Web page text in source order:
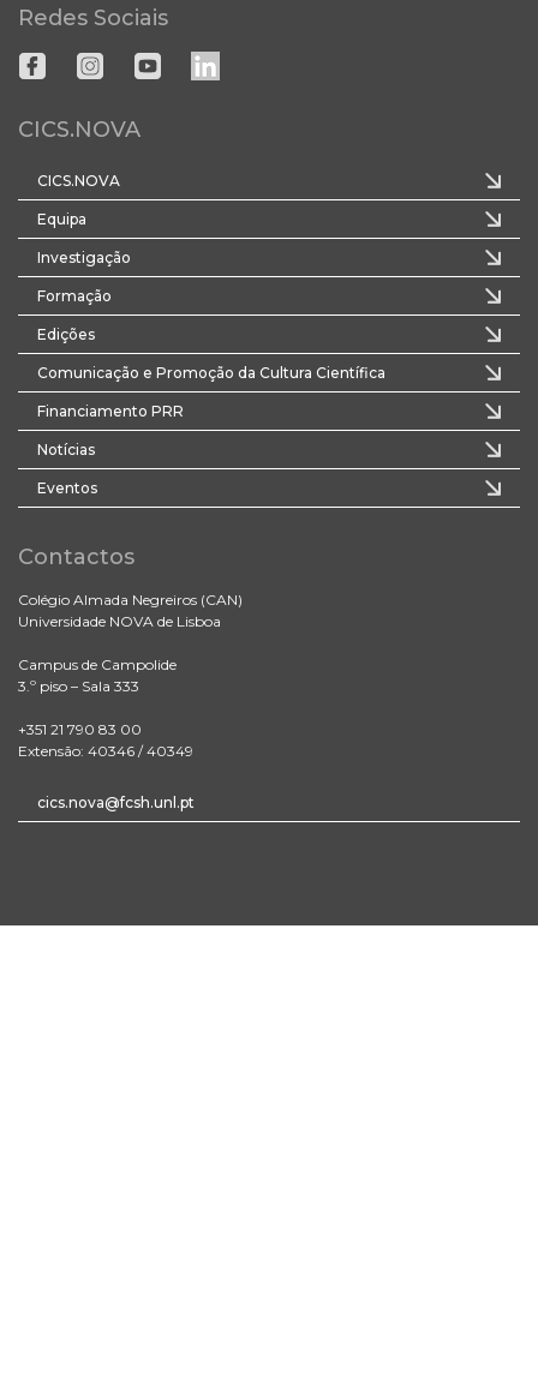
Redes Sociais
CICS.NOVA
CICS.NOVA
Equipa
Investigação
Formação
Edições
Comunicação e Promoção da Cultura Científica
Financiamento PRR
Notícias
Eventos
Contactos
Colégio Almada Negreiros (CAN)
Universidade NOVA de Lisboa
Campus de Campolide
3.º piso – Sala 333
+351 21 790 83 00
Extensão: 40346 / 40349
cics.nova@fcsh.unl.pt